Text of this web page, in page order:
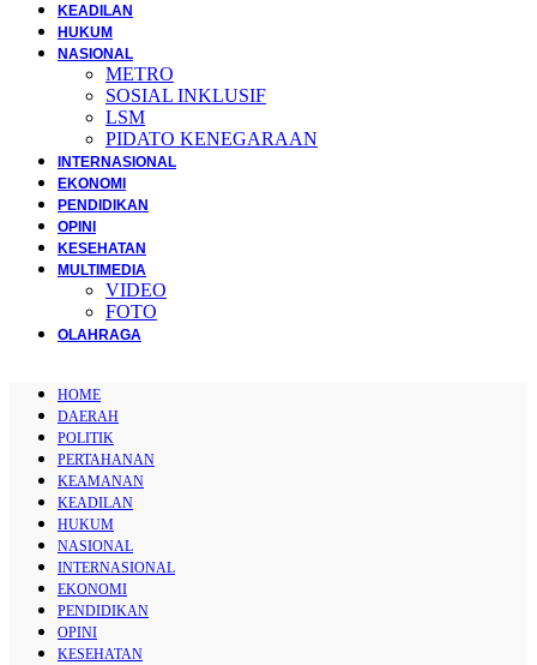
KEADILAN
HUKUM
NASIONAL
METRO
SOSIAL INKLUSIF
LSM
PIDATO KENEGARAAN
INTERNASIONAL
EKONOMI
PENDIDIKAN
OPINI
KESEHATAN
MULTIMEDIA
VIDEO
FOTO
OLAHRAGA
HOME
DAERAH
POLITIK
PERTAHANAN
KEAMANAN
KEADILAN
HUKUM
NASIONAL
INTERNASIONAL
EKONOMI
PENDIDIKAN
OPINI
KESEHATAN